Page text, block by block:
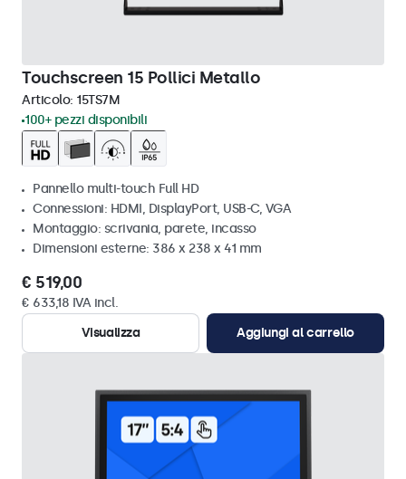
Touchscreen 15 Pollici Metallo
Articolo: 15TS7M
100+ pezzi disponibili
Pannello multi-touch Full HD
Connessioni: HDMI, DisplayPort, USB-C, VGA
Montaggio: scrivania, parete, incasso
Dimensioni esterne: 386 x 238 x 41 mm
€ 519,00
€ 633,18 IVA incl.
Visualizza
Aggiungi al carrello